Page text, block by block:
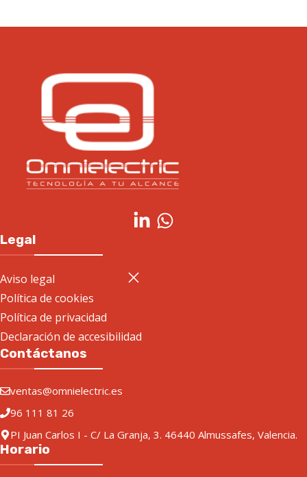
Legal
Aviso legal
Política de cookies
Política de privacidad
Declaración de accesibilidad
Contáctanos
ventas@omnielectric.es
96 111 81 26
PI Juan Carlos I - C/ La Granja, 3. 46440 Almussafes, Valencia.
Horario